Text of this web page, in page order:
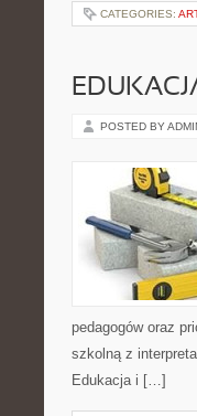
CATEGORIES:
POSTED BY
pedagogów oraz
szkolną z
Edukacja i […]